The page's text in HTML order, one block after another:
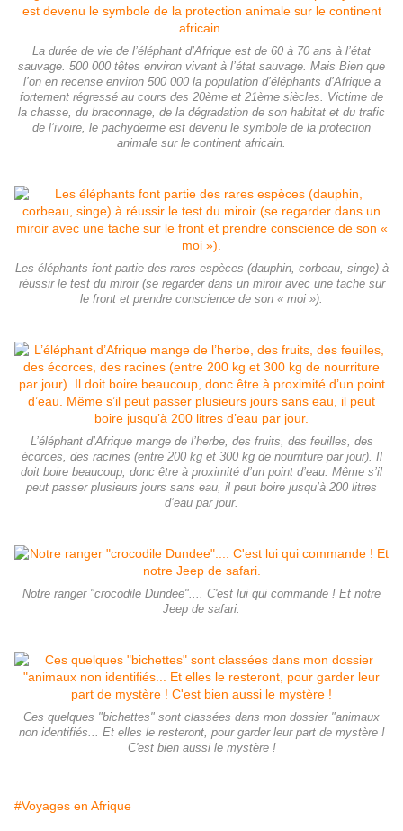
La durée de vie de l’éléphant d’Afrique est de 60 à 70 ans à l’état
sauvage. 500 000 têtes environ vivant à l’état sauvage. Mais Bien que
l’on en recense environ 500 000 la population d’éléphants d’Afrique a
fortement régressé au cours des 20ème et 21ème siècles. Victime de
la chasse, du braconnage, de la dégradation de son habitat et du trafic
de l’ivoire, le pachyderme est devenu le symbole de la protection
animale sur le continent africain.
Les éléphants font partie des rares espèces (dauphin, corbeau, singe) à
réussir le test du miroir (se regarder dans un miroir avec une tache sur
le front et prendre conscience de son « moi »).
L’éléphant d’Afrique mange de l’herbe, des fruits, des feuilles, des
écorces, des racines (entre 200 kg et 300 kg de nourriture par jour). Il
doit boire beaucoup, donc être à proximité d’un point d’eau. Même s’il
peut passer plusieurs jours sans eau, il peut boire jusqu’à 200 litres
d’eau par jour.
Notre ranger "crocodile Dundee".... C'est lui qui commande ! Et notre
Jeep de safari.
Ces quelques "bichettes" sont classées dans mon dossier "animaux
non identifiés... Et elles le resteront, pour garder leur part de mystère !
C'est bien aussi le mystère !
#Voyages en Afrique